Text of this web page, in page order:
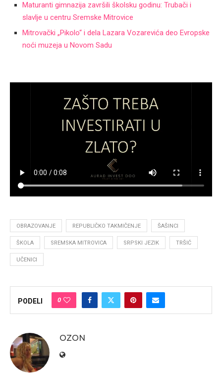
Maturanti gimnazija završili školsku godinu: Trubači i
slavlje u centru Sremske Mitrovice
Mitrovački „Pikolo“ i dela Lazara Vozarevića deo Evropske
noći muzeja u Novom Sadu
OBRAZOVANJE REPUBLIČKO TAKMIČENJE ŠAŠINCI
ŠKOLA SREMSKA MITROVICA SRPSKI JEZIK TRŠIĆ
UČENICI
PODELI 0
OZON